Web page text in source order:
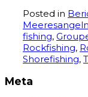
Posted in
Meeresangeln
fishing,
Rockfishing,
Shorefishing,
Meta